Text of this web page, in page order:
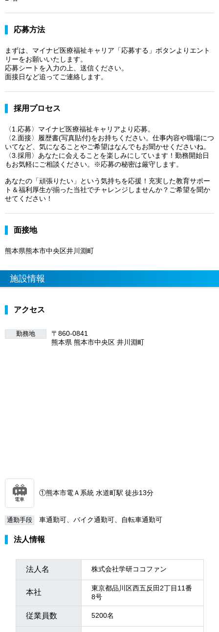
応募方法
まずは、マイナビ医療福祉キャリア「応募する」ボタンよりエント
リーをお願いいたします。
応募シートを入力の上、送信ください。
面接日など追ってご連絡します。
採用プロセス
〈1.応募〉マイナビ医療福祉キャリアより応募。
〈2.面接〉履歴書(写真貼付)をお持ちください。仕事内容や職場につ
いてなど、気になることやご希望はなんでもお聞かせくださいね。
〈3.採用〉あなたに会えることを楽しみにしています！勤務開始日
もお気軽にご相談ください。※応募の秘密は厳守します。
あなたの「頑張りたい」という気持ちを応援！充実した教育サポー
ト＆福利厚生が揃った当社でチャレンジしませんか？ご希望を聞か
せてください！
面接地
熊本県熊本市中央区井川淵町
施設情報
アクセス
勤務地
〒860-0841
熊本県 熊本市中央区 井川淵町
電車
①熊本市電Ａ系統 水道町駅 徒歩13分
通勤手段 車通勤可、バイク通勤可、自転車通勤可
法人情報
法人名 株式会社学研ココファン
本社
東京都品川区西五反田2丁目11番
8号
従業員数 5200名